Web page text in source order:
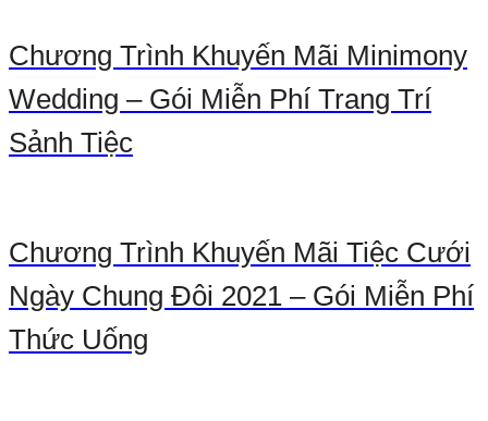
Chương Trình Khuyến Mãi Minimony
Wedding – Gói Miễn Phí Trang Trí
Sảnh Tiệc
Chương Trình Khuyến Mãi Tiệc Cưới
Ngày Chung Đôi 2021 – Gói Miễn Phí
Thức Uống